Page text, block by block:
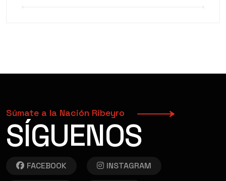
Súmate a la Nación Ribeyro
SÍGUENOS
FACEBOOK INSTAGRAM